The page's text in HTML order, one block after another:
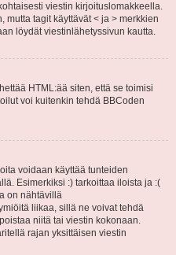
viestin kirjoituslomakkeella.
mutta tagit käyttävät < ja > merkkien
löydät viestinlähetyssivun kautta.
HTML:ää siten, että se toimisi
voi kuitenkin tehdä BBCoden
voidaan käyttää tunteiden
Esimerkiksi :) tarkoittaa iloista ja :(
on nähtävillä
liikaa, sillä ne voivat tehdä
niitä tai viestin kokonaan.
rajan yksittäisen viestin